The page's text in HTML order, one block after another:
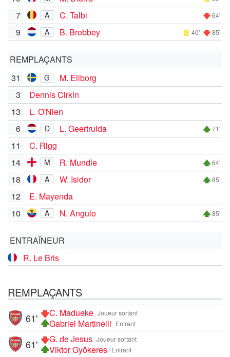
7 A C. Talbi 64'
9 A B. Brobbey 40' 85'
REMPLAÇANTS
31
G
M. Ellborg
3
Dennis Cirkin
13
L. O'Nien
6
D L. Geertruida 71'
11
C. Rigg
14
M R. Mundle 64'
18 A W. Isidor 85'
12
E. Mayenda
10
A N. Angulo 85'
ENTRAÎNEUR
R. Le Bris
REMPLAÇANTS
Joueur sortant
C. Madueke
Entrant
Gabriel Martinelli
61'
Joueur sortant
G. de Jesus
Entrant
Viktor Gyökeres
61'